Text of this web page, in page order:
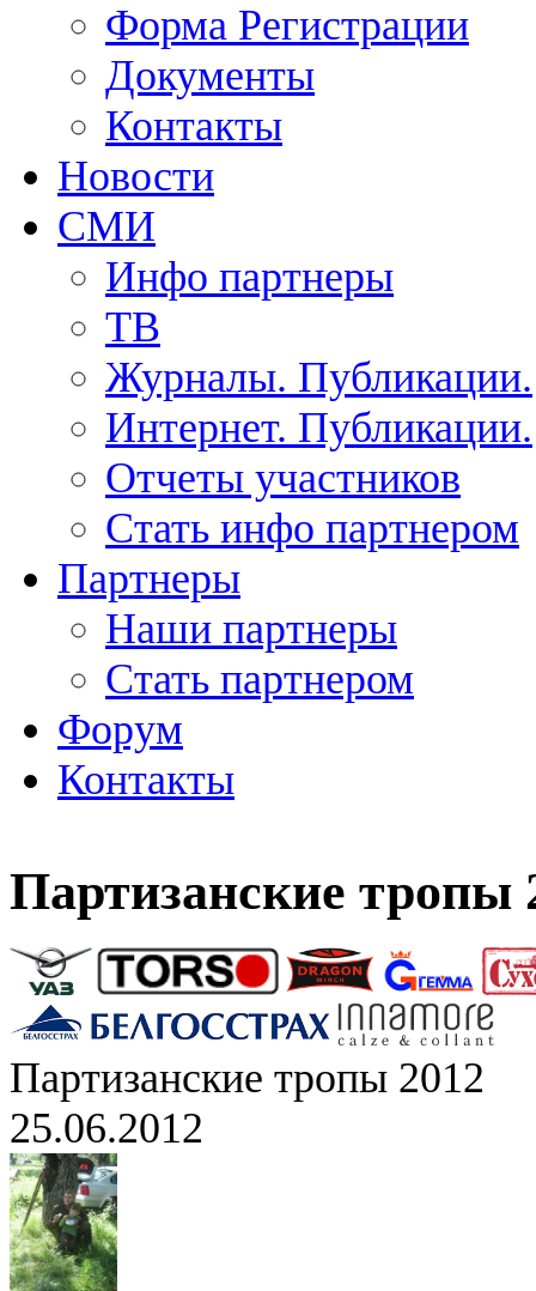
Форма Регистрации
Документы
Контакты
Новости
СМИ
Инфо партнеры
ТВ
Журналы. Публикации.
Интернет. Публикации.
Отчеты участников
Стать инфо партнером
Партнеры
Наши партнеры
Стать партнером
Форум
Контакты
Партизанские тропы
Партизанские тропы 2012
25.06.2012